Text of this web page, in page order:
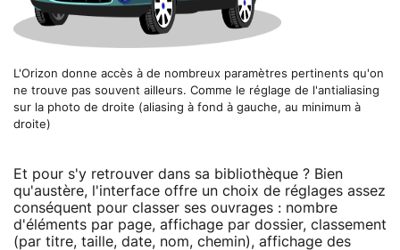
L'Orizon donne accès à de nombreux paramètres pertinents qu'on
ne trouve pas souvent ailleurs. Comme le réglage de l'antialiasing
sur la photo de droite (aliasing à fond à gauche, au minimum à
droite)
Et pour s'y retrouver dans sa bibliothèque ? Bien
qu'austère, l'interface offre un choix de réglages assez
conséquent pour classer ses ouvrages : nombre
d'éléments par page, affichage par dossier, classement
(par titre, taille, date, nom, chemin), affichage des